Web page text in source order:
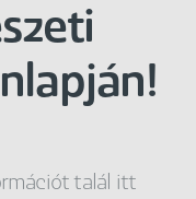
talál itt